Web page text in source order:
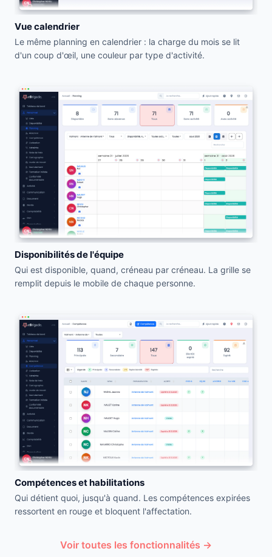
Vue calendrier
Le même planning en calendrier : la charge du mois se lit
d'un coup d'œil, une couleur par type d'activité.
Disponibilités de l'équipe
Qui est disponible, quand, créneau par créneau. La grille se
remplit depuis le mobile de chaque personne.
Compétences et habilitations
Qui détient quoi, jusqu'à quand. Les compétences expirées
ressortent en rouge et bloquent l'affectation.
Voir toutes les fonctionnalités →